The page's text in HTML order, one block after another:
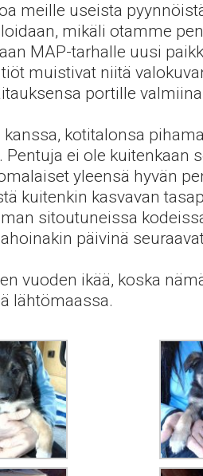
meille useista
mikäli otamme
MAP-tarhalle uusi
muistivat niitä
portille
kotitalonsa
ei ole kuitenkaan
yleensä hyvän
kuitenkin kasvavan
sitoutuneissa
päivinä
vuoden ikää, koska
lähtömaassa.